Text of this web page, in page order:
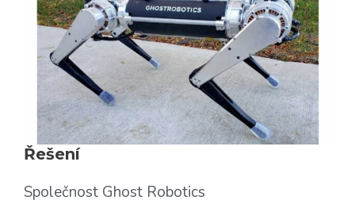
Řešení
Společnost Ghost Robotics